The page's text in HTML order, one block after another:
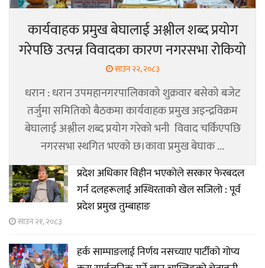
कार्यवाहक प्रमुख बेघालाई अश्लील शब्द प्रयोग
गरेपछि उत्पन्न विवादका कारण नगरसभा रोकियो
साउन २२, २०८३
धरान : धरान उपमहानगरपालिकाको शुक्रवार बसेको बजेट
तर्जुमा समितिको बैठकमा कार्यवाहक प्रमुख अइन्द्रविक्रम
बेघालाई अश्लील शब्द प्रयोग गरेको भनी विवाद चर्किएपछि
नगरसभा स्थगित भएको छ।कावा प्रमुख बेघाक ...
प्रदेश अधिकार विहीन भएकोले सरकार फेरबदल
गर्न दलहरूलाई अस्थिरताको खेल सजिलो : पूर्व
प्रदेश प्रमुख तुम्बाहाङ
साउन २१, २०८३
हर्क साम्पाङलाई निर्णय नसच्याए पार्टीको गोप्य